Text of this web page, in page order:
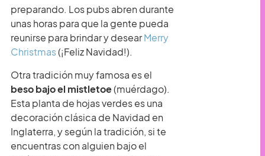
preparando. Los pubs abren durante
unas horas para que la gente pueda
reunirse para brindar y desearMerry
Christmas(¡Feliz Navidad!).
Otra tradición muy famosa es el
beso bajo el mistletoe(muérdago).
Esta planta de hojas verdes es una
decoración clásica de Navidad en
Inglaterra, y según la tradición, si te
encuentras con alguien bajo el